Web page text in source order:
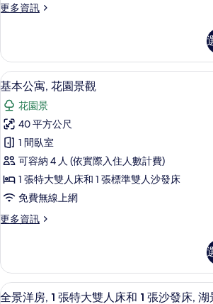
的
有
相
片
更多資訊
更
花
園
景
觀
的
詳
情
顯
示
基
本
公
寓,
花
景
的
所
有
基本公寓,
7
基本公寓, 花園景觀
花園景
40 平方公尺
1 間臥室
可容納 4 人 (依實際入住人數計費)
1 張特大雙人床和 1 張標準雙人沙發床
免費無線上網
更多資訊
更
公
寓,
花
顯
全景洋房, 1
3
全景洋房, 1 張特大雙人床和 1 張沙發床, 湖